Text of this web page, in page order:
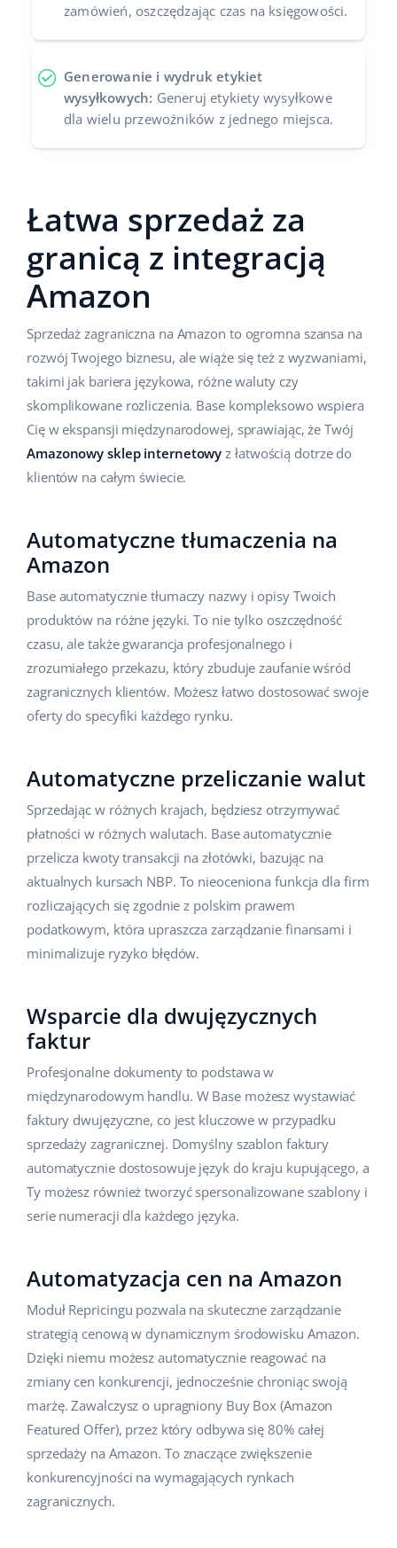
zamówień, oszczędzając czas na księgowości.
Generowanie i wydruk etykiet
wysyłkowych: Generuj etykiety wysyłkowe
dla wielu przewoźników z jednego miejsca.
Łatwa sprzedaż za
granicą z integracją
Amazon
Sprzedaż zagraniczna na Amazon to ogromna szansa na
rozwój Twojego biznesu, ale wiąże się też z wyzwaniami,
takimi jak bariera językowa, różne waluty czy
skomplikowane rozliczenia. Base kompleksowo wspiera
Cię w ekspansji międzynarodowej, sprawiając, że Twój
Amazonowy sklep internetowy z łatwością dotrze do
klientów na całym świecie.
Automatyczne tłumaczenia na
Amazon
Base automatycznie tłumaczy nazwy i opisy Twoich
produktów na różne języki. To nie tylko oszczędność
czasu, ale także gwarancja profesjonalnego i
zrozumiałego przekazu, który zbuduje zaufanie wśród
zagranicznych klientów. Możesz łatwo dostosować swoje
oferty do specyfiki każdego rynku.
Automatyczne przeliczanie walut
Sprzedając w różnych krajach, będziesz otrzymywać
płatności w różnych walutach. Base automatycznie
przelicza kwoty transakcji na złotówki, bazując na
aktualnych kursach NBP. To nieoceniona funkcja dla firm
rozliczających się zgodnie z polskim prawem
podatkowym, która upraszcza zarządzanie finansami i
minimalizuje ryzyko błędów.
Wsparcie dla dwujęzycznych
faktur
Profesjonalne dokumenty to podstawa w
międzynarodowym handlu. W Base możesz wystawiać
faktury dwujęzyczne, co jest kluczowe w przypadku
sprzedaży zagranicznej. Domyślny szablon faktury
automatycznie dostosowuje język do kraju kupującego, a
Ty możesz również tworzyć spersonalizowane szablony i
serie numeracji dla każdego języka.
Automatyzacja cen na Amazon
Moduł Repricingu pozwala na skuteczne zarządzanie
strategią cenową w dynamicznym środowisku Amazon.
Dzięki niemu możesz automatycznie reagować na
zmiany cen konkurencji, jednocześnie chroniąc swoją
marżę. Zawalczysz o upragniony Buy Box (Amazon
Featured Offer), przez który odbywa się 80% całej
sprzedaży na Amazon. To znaczące zwiększenie
konkurencyjności na wymagających rynkach
zagranicznych.